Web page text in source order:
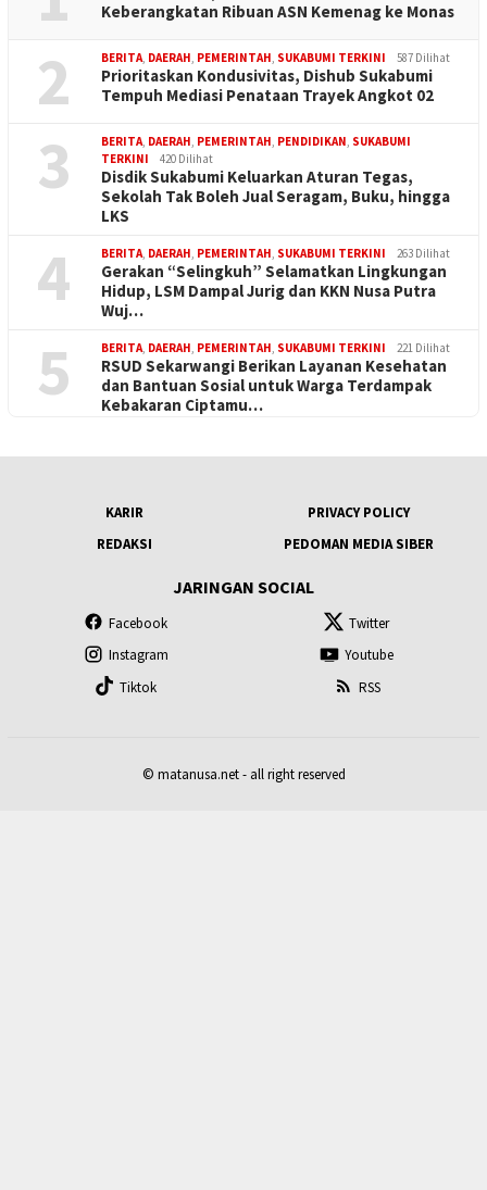
Keberangkatan Ribuan ASN Kemenag ke Monas
2 BERITA, DAERAH, PEMERINTAH, SUKABUMI TERKINI 587 Dilihat
Prioritaskan Kondusivitas, Dishub Sukabumi
Tempuh Mediasi Penataan Trayek Angkot 02
3 BERITA, DAERAH, PEMERINTAH, PENDIDIKAN, SUKABUMI
TERKINI
420 Dilihat
Disdik Sukabumi Keluarkan Aturan Tegas,
Sekolah Tak Boleh Jual Seragam, Buku, hingga
LKS
4 BERITA, DAERAH, PEMERINTAH, SUKABUMI TERKINI 263 Dilihat
Gerakan “Selingkuh” Selamatkan Lingkungan
Hidup, LSM Dampal Jurig dan KKN Nusa Putra
Wuj…
5 BERITA, DAERAH, PEMERINTAH, SUKABUMI TERKINI 221 Dilihat
RSUD Sekarwangi Berikan Layanan Kesehatan
dan Bantuan Sosial untuk Warga Terdampak
Kebakaran Ciptamu…
KARIR
PRIVACY POLICY
REDAKSI
PEDOMAN MEDIA SIBER
JARINGAN SOCIAL
Facebook
Twitter
Instagram
Youtube
Tiktok
RSS
© matanusa.net - all right reserved